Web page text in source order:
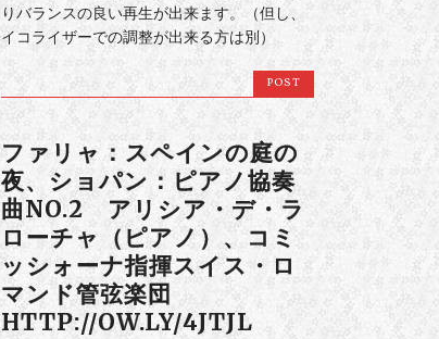
りバランスの良い再生が出来ます。（但し、
イコライザーでの調整が出来る方は別）
POST
ファリャ：スペインの庭の
夜、ショパン：ピアノ協奏
曲NO.2 アリシア・デ・ラ
ローチャ（ピアノ）、コミ
ッシォーナ指揮スイス・ロ
マンド管弦楽団
HTTP://OW.LY/4JTJL